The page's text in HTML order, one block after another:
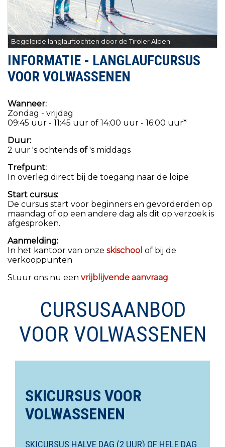
Begeleide langlauftochten door de Tiroler Alpen
INFORMATIE - LANGLAUFCURSUS
VOOR VOLWASSENEN
Wanneer:
Zondag - vrijdag
09:45 uur - 11:45 uur of 14:00 uur - 16:00 uur*
Duur:
2 uur 's ochtends of's middags
Trefpunt:
In overleg direct bij de toegang naar de loipe
Start cursus:
De cursus start voor beginners en gevorderden op
maandag of op een andere dag als dit op verzoek is
afgesproken.
Aanmelding:
In het kantoor van onze skischool of bij de
verkooppunten
Stuur ons nu een vrijblijvende aanvraag.
CURSUSAANBOD
VOOR VOLWASSENEN
SKICURSUS VOOR
VOLWASSENEN
SKICURSUS HALVE DAG (2 UUR) OF HELE DAG